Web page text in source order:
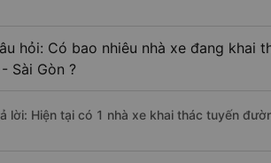
hỏi: Có bao nhiêu nhà xe đang khai
Sài Gòn ?
lời: Hiện tại có 1 nhà xe khai thác tuyến